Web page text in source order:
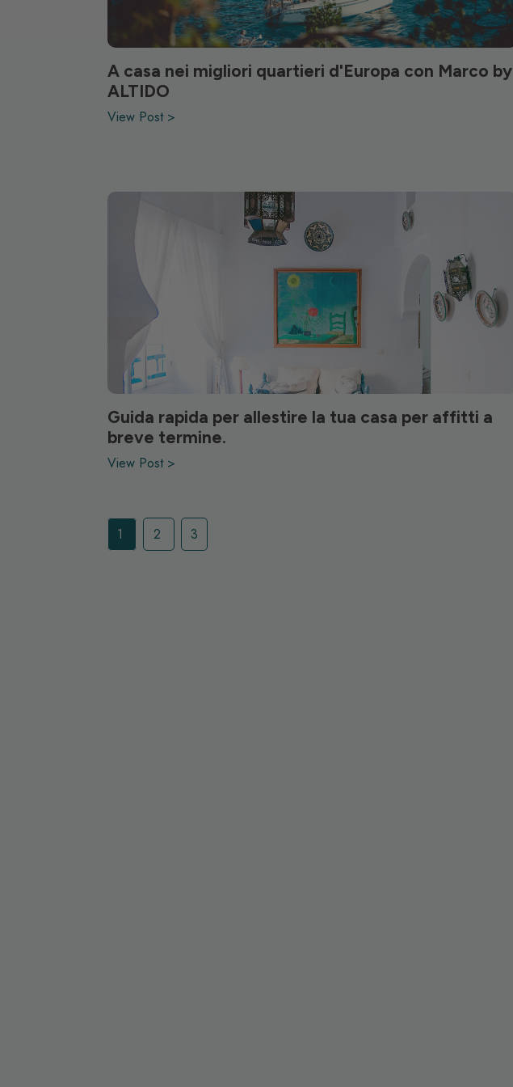
A casa nei migliori quartieri d'Europa con Marco by
ALTIDO
View Post >
Guida rapida per allestire la tua casa per affitti a
breve termine.
View Post >
1 2 3